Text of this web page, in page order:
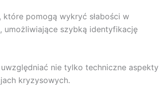
pomogą wykryć słabości w
umożliwiające szybką identyfikację
nie tylko techniczne aspekty
kryzysowych.